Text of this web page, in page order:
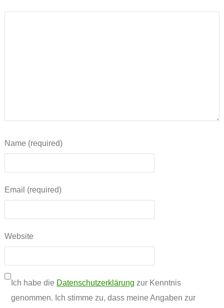
Name (required)
Email (required)
Website
Ich habe die Datenschutzerklärung zur Kenntnis
genommen. Ich stimme zu, dass meine Angaben zur